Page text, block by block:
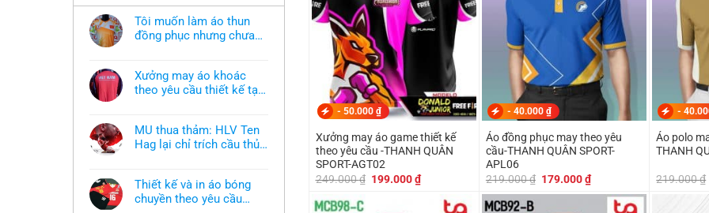
Tôi muốn làm áo thun
đồng phục nhưng chưa
bình
luận
ở
áo
thun
đồng
có
mẫu
thì
Xưởng may áo khoác
theo yêu cầu thiết kế tại
bình
luận
ở
Xưởng
khoác
theo
yêu
MU thua thảm: HLV Ten
Hag lại chỉ trích cầu thủ,
bình
luận
ở
Thiết kế và in áo bóng
chuyền theo yêu cầu
- 50.000 ₫
Xưởng may áo game thiết kế
theo yêu cầu -THANH QUÂN
SPORT-AGT02
249.000₫ Giá
199.000₫Giá
hiện
- 40.000 ₫
Áo đồng phục may theo yêu
cầu-THANH QUÂN SPORT-
APL06
219.000₫ Giá
179.000₫Giá
hiện
-
Áo polo
THANH
219.000₫